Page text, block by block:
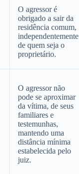
O agressor é
obrigado a sair da
residência comum,
independentemente
de quem seja o
proprietário.
O agressor não
pode se aproximar
da vítima, de seus
familiares e
testemunhas,
mantendo uma
distância mínima
estabelecida pelo
juiz.